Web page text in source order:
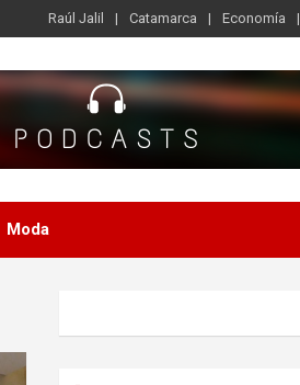
Raúl Jalil Catamarca Economía
Moda